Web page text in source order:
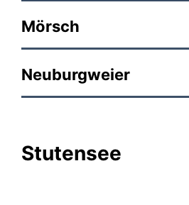
Mörsch
Neuburgweier
Stutensee